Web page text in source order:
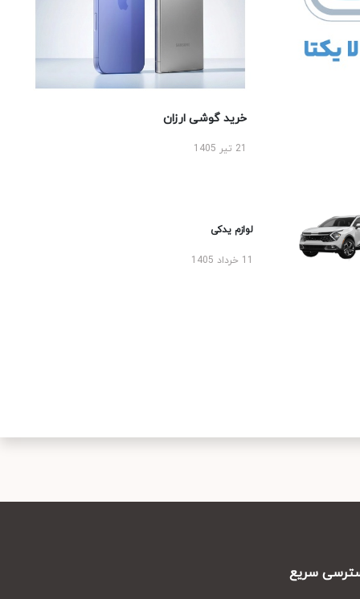
خرید گوشی ارزان
لوازم یدکی
سریع